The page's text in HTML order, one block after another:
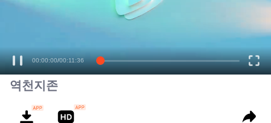
00:00:01/00:11:36
역천지존